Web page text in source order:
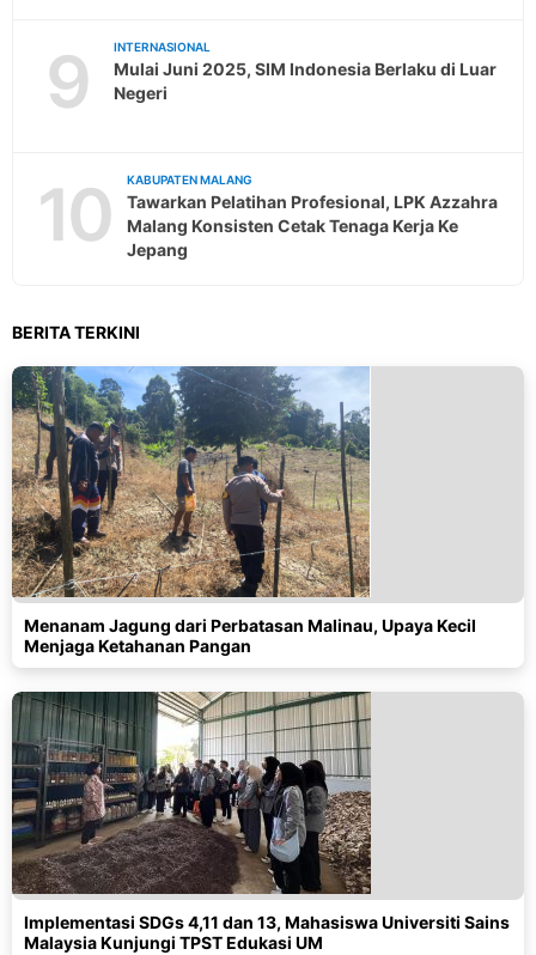
9 INTERNASIONAL
Mulai Juni 2025, SIM Indonesia Berlaku di Luar
Negeri
10 KABUPATEN MALANG
Tawarkan Pelatihan Profesional, LPK Azzahra
Malang Konsisten Cetak Tenaga Kerja Ke
Jepang
BERITA TERKINI
Menanam Jagung dari Perbatasan Malinau, Upaya Kecil
Menjaga Ketahanan Pangan
Implementasi SDGs 4,11 dan 13, Mahasiswa Universiti Sains
Malaysia Kunjungi TPST Edukasi UM